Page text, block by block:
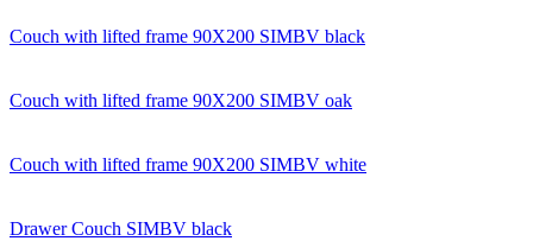
Couch with lifted frame 90X200 SIMBV black
Couch with lifted frame 90X200 SIMBV oak
Couch with lifted frame 90X200 SIMBV white
Drawer Couch SIMBV black